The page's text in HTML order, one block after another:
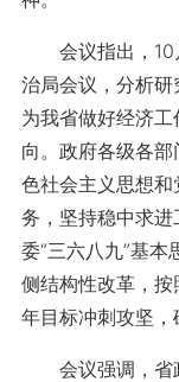
会议指出，10
治局会议，分析研
为我省做好经济
向。政府各级各
色社会主义思想
务，坚持稳中求
委“三六八九”基本
侧结构性改革，
年目标冲刺攻坚，
会议强调，省